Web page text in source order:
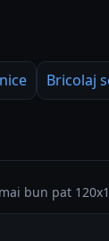
Bricolaj
bun pat